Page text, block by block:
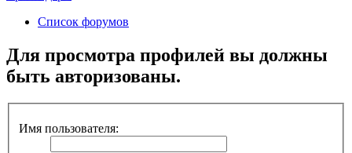
Список форумов
Для просмотра профилей вы должны
быть авторизованы.
Имя пользователя: